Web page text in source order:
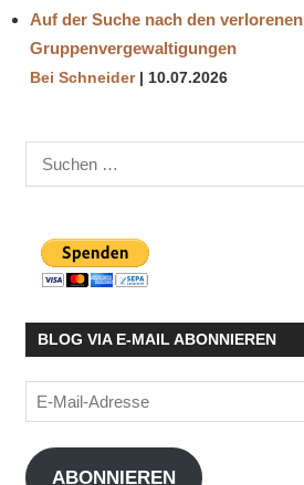
Auf der Suche nach den verlorenen
Gruppenvergewaltigungen
Bei Schneider 10.07.2026
Suchen
nach:
BLOG VIA E-MAIL ABONNIEREN
E-
Mail-
Adresse
ABONNIEREN